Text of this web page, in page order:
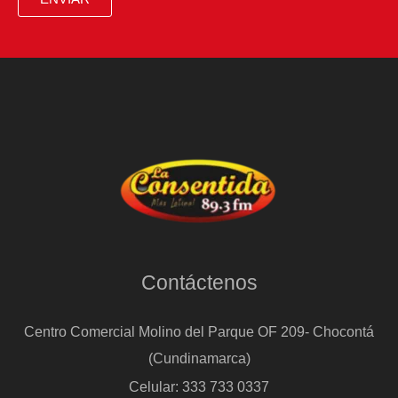
ex
Contáctenos
Centro Comercial Molino del Parque OF 209- Chocontá
(Cundinamarca)
Celular: 333 733 0337